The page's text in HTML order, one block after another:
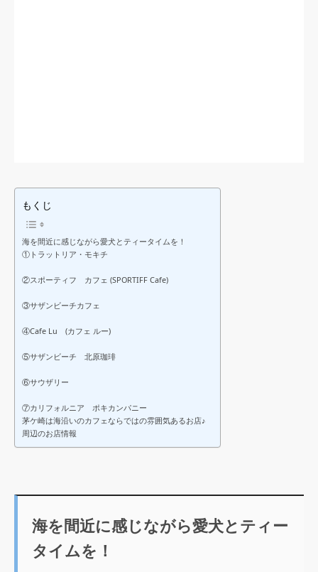
もくじ
海を間近に感じながら愛犬とティータイムを！
①トラットリア・モキチ
②スポーティフ カフェ (SPORTIFF Cafe)
③サザンビーチカフェ
④Cafe Lu (カフェ ルー)
⑤サザンビーチ 北原珈琲
⑥サウザリー
⑦カリフォルニア ポキカンパニー
茅ケ崎は海沿いのカフェならではの雰囲気あるお店♪
周辺のお店情報
海を間近に感じながら愛犬とティー
タイムを！